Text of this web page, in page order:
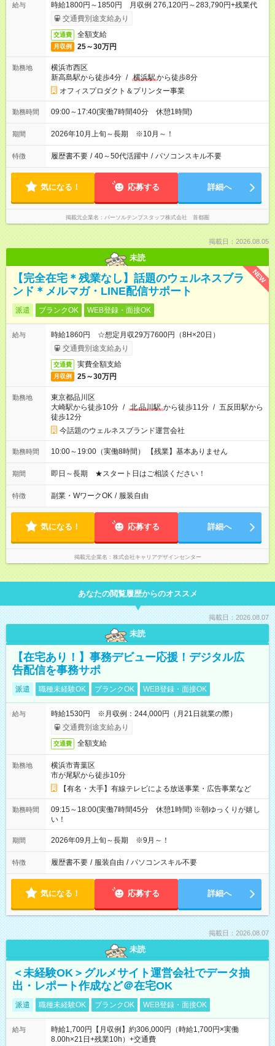
給与
時給1800円～1850円 月収例 276,120円～283,790円+残業代
交通費別途支給あり
交通費 全額支給
月収例 25～30万円
勤務地
横浜市西区
新高島駅から徒歩4分 / 横浜駅から徒歩8分
オフィスプロダクト＆プリンター事業
勤務時間 09:00～17:40(実働7時間40分 休憩1時間)
期間 2026年10月上旬～長期 ※10月～！
特徴 履歴書不要 / 40～50代活躍中 / パソコンスキル不要
気になる！ 応募する 詳細へ
掲載元企業名 パーソルテンプスタッフ株式会社 首都圏
掲載日：2026.08.05
未読
NEW
【完全在宅＊残業なし】話題のウェルネスブラ
ンド＊メルマガ・LINE配信サポート
派遣 ブランクOK WEB登録・面接OK
給与
時給1860円 ☆想定月収29万7600円（8H×20日）
交通費別途支給あり
交通費 実費全額支給
月収例 25～30万円
勤務地
東京都品川区
大崎駅から徒歩10分 / 北品川駅 から徒歩11分 / 五反田駅から
徒歩12分
今話題のウェルネスブランド運営会社
勤務時間 10:00～19:00（実働8時間） 【残業】基本ありません
期間 即日～長期 ★スタート日はご相談ください！
特徴 副業・WワークOK / 服装自由
気になる！ 応募する 詳細へ
掲載元企業名 株式会社キャリアデザインセンター
あなたの閲覧履歴からのオススメ
掲載日：2026.08.07
未読
【在宅あり！】事務デビュー応援！デジタル広
告配信を事務サポ
派遣 職種未経験OK ブランクOK WEB登録・面接OK
給与
時給1530円 ※月収例：244,000円（月21日就業の際）
交通費別途支給あり
交通費 全額支給
勤務地
横浜市青葉区
市が尾駅から徒歩10分
【有名・大手】有線テレビによる放送事業・広告事業など
勤務時間
09:15～18:00(実働7時間45分 休憩1時間) ※朝ゆっくりが嬉し
い！
期間 2026年09月上旬～長期 ※9月～！
特徴 履歴書不要 / 服装自由 / パソコンスキル不要
気になる！ 応募する 詳細へ
掲載日：2026.08.07
未読
＜未経験OK＞グルメサイト運営会社でデータ抽
出・レポート作成など＠在宅OK
派遣 職種未経験OK ブランクOK WEB登録・面接OK
給与
時給1,700円【月収例】約306,000円（時給1,700円×実働
8.00h×21日+残業10h）+交通費